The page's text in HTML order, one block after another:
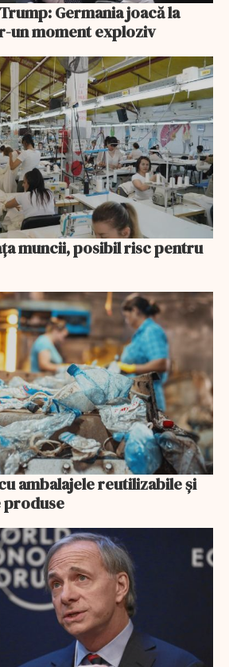
Germania joacă la
un moment exploziv
muncii, posibil risc pentru
ambalajele reutilizabile și